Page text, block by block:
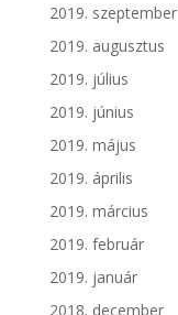
2019. szeptember
2019. augusztus
2019. július
2019. június
2019. május
2019. április
2019. március
2019. február
2019. január
2018. december